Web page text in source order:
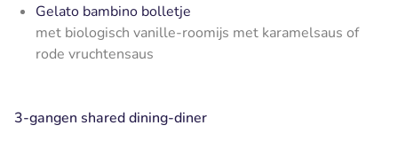
Gelato bambino bolletje
met biologisch vanille-roomijs met karamelsaus of
rode vruchtensaus
3-gangen shared dining-diner